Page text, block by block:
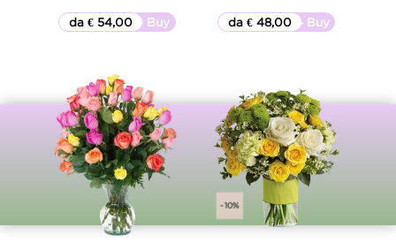
▷▷ Buy
da € 54,00 ▷▷ Buy
da € 48,00
-10%